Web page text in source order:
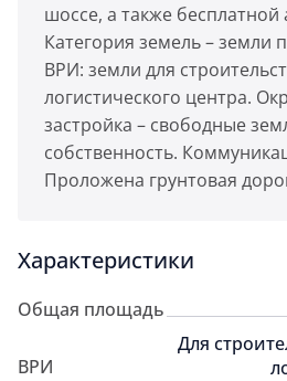
шоссе, а также бесплатной
Категория земель –
ВРИ: земли для
логистического центра.
застройка – свободные
собственность.
Проложена грунтовая
Характеристики
Общая площадь
ВРИ
Для